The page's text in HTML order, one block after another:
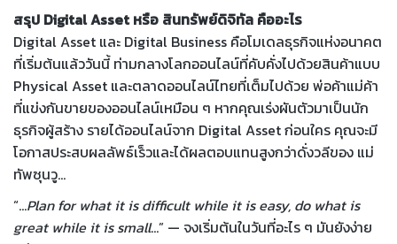
สรุป Digital Asset หรือ สินทรัพย์ดิจิทัล คืออะไร
Digital Asset และ Digital Business คือโมเดลธุรกิจแห่งอนาคต
ที่เริ่มต้นแล้ววันนี้ ท่ามกลางโลกออนไลน์ที่คับคั่งไปด้วยสินค้าแบบ
Physical Asset และตลาดออนไลน์ไทยที่เต็มไปด้วย พ่อค้าแม่ค้า
ที่แข่งกันขายของออนไลน์เหมือน ๆ หากคุณเร่งผันตัวมาเป็นนัก
ธุรกิจผู้สร้าง รายได้ออนไลน์จาก Digital Asset ก่อนใคร คุณจะมี
โอกาสประสบผลลัพธ์เร็วและได้ผลตอบแทนสูงกว่าดั่งวลีของ แม่
ทัพซุนวู…
“…Plan for what it is difficult while it is easy, do what is
great while it is small…” — จงเริ่มต้นในวันที่อะไร ๆ มันยังง่าย